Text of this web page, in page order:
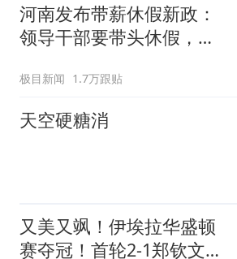
河南发布带薪休假新政：
领导干部要带头休假，推
足；鼓励3-7天弹性长假，
构建“周五半天+周末+年
假”短途度假模式
极目新闻 1.7万跟贴
天空硬糖消
又美又飒！伊埃拉华盛顿
赛夺冠！首轮2-1郑钦文，